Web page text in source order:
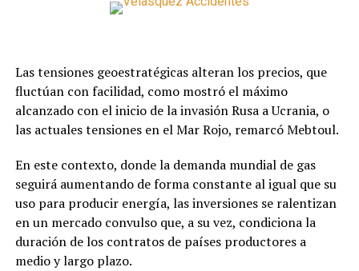
Las tensiones geoestratégicas alteran los precios, que
fluctúan con facilidad, como mostró el máximo
alcanzado con el inicio de la invasión Rusa a Ucrania, o
las actuales tensiones en el Mar Rojo, remarcó Mebtoul.
En este contexto, donde la demanda mundial de gas
seguirá aumentando de forma constante al igual que su
uso para producir energía, las inversiones se ralentizan
en un mercado convulso que, a su vez, condiciona la
duración de los contratos de países productores a
medio y largo plazo.